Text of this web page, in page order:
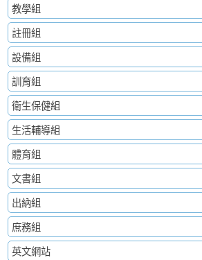
教學組
註冊組
設備組
訓育組
衛生保健組
生活輔導組
體育組
文書組
出納組
庶務組
英文網站